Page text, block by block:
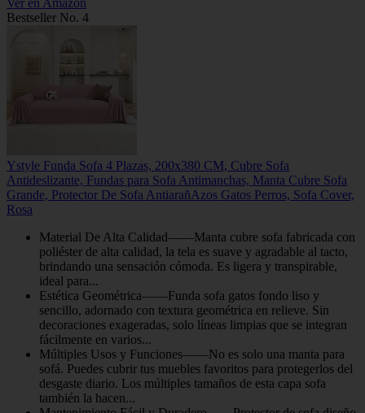
Ver en Amazon
Bestseller No. 4
Ystyle Funda Sofa 4 Plazas, 200x380 CM, Cubre Sofa
Antideslizante, Fundas para Sofa Antimanchas, Manta Cubre Sofa
Grande, Protector De Sofa AntiarañAzos Gatos Perros, Sofa Cover,
Rosa
Material De Alta Calidad——Manta cubre sofa fabricada con
poliéster de alta calidad, la tela es suave y agradable al tacto,
brindando una sensación cómoda. Es ligera y transpirable,
ideal para...
Estética Geométrica——Funda sofa gatos fondo liso y
sencillo, adornado con textura geométrica en relieve. Sin
decoraciones exageradas, solo líneas limpias que se integran
fácilmente en varios...
Múltiples Usos y Funciones——No es solo una manta para
sofá. Puedes cubrir tus muebles favoritos para protegerlos del
desgaste diario. Los múltiples tamaños de esta capa sofa
también la hacen...